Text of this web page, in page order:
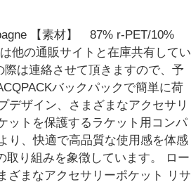
【素材】 87% r-PET/10%
他の通販サイトと在庫共有してい
は連絡させて頂きますので、予
バックパックで簡単に荷
デザイン、さまざまなアクセサリ
ットを保護するラケット用コンパ
り、快適で高品質な使用感を体感
取り組みを象徴しています。 ロー
ざまなアクセサリーポケット リサ